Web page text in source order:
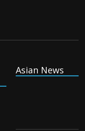
Asian News